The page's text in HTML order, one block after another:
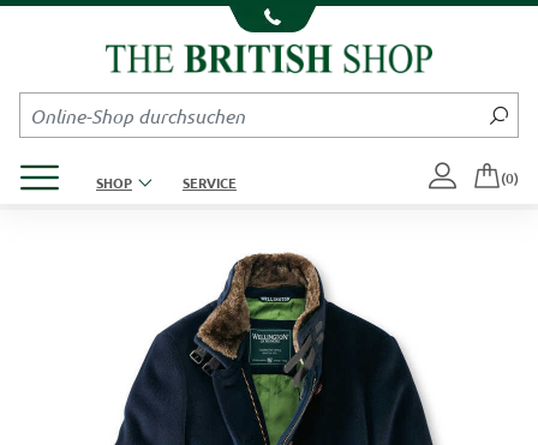
Kompletten Head der Seite überspringen
SHOP SERVICE (0)